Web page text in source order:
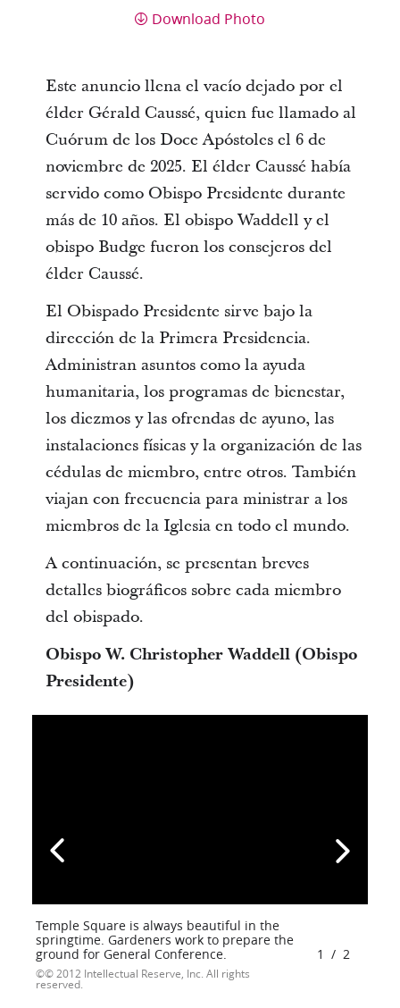
Download Photo
Este anuncio llena el vacío dejado por el
élder Gérald Caussé, quien fue llamado al
Cuórum de los Doce Apóstoles el 6 de
noviembre de 2025. El élder Caussé había
servido como Obispo Presidente durante
más de 10 años. El obispo Waddell y el
obispo Budge fueron los consejeros del
élder Caussé.
El Obispado Presidente sirve bajo la
dirección de la Primera Presidencia.
Administran asuntos como la ayuda
humanitaria, los programas de bienestar,
los diezmos y las ofrendas de ayuno, las
instalaciones físicas y la organización de las
cédulas de miembro, entre otros. También
viajan con frecuencia para ministrar a los
miembros de la Iglesia en todo el mundo.
A continuación, se presentan breves
detalles biográficos sobre cada miembro
del obispado.
Obispo W. Christopher Waddell (Obispo
Presidente)
Temple Square is always beautiful in the
springtime. Gardeners work to prepare the
ground for General Conference.
© 2012 Intellectual Reserve, Inc. All rights
reserved.
1 / 2